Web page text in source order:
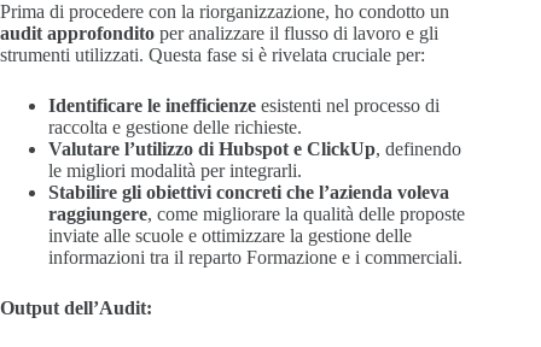
Prima di procedere con la riorganizzazione, ho condotto un
audit approfondito per analizzare il flusso di lavoro e gli
strumenti utilizzati. Questa fase si è rivelata cruciale per:
Identificare le inefficienze esistenti nel processo di
raccolta e gestione delle richieste.
Valutare l’utilizzo di Hubspot e ClickUp, definendo
le migliori modalità per integrarli.
Stabilire gli obiettivi concreti che l’azienda voleva
raggiungere, come migliorare la qualità delle proposte
inviate alle scuole e ottimizzare la gestione delle
informazioni tra il reparto Formazione e i commerciali.
Output dell’Audit: